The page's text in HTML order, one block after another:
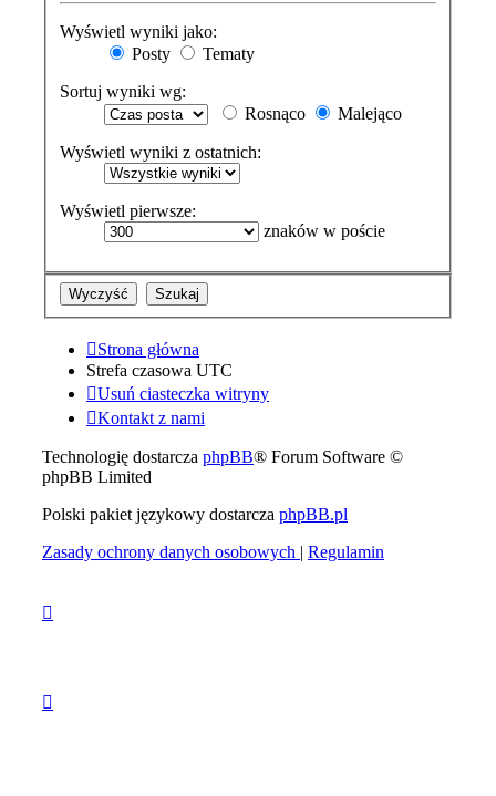
Wyświetl wyniki jako:
Posty
Tematy
Sortuj wyniki wg:
Rosnąco
Malejąco
Wyświetl wyniki z ostatnich:
Wyświetl pierwsze:
znaków w poście
Strona główna
Strefa czasowa UTC
Usuń ciasteczka witryny
Kontakt z nami
Technologię dostarcza phpBB® Forum Software ©
phpBB Limited
Polski pakiet językowy dostarcza phpBB.pl
Zasady ochrony danych osobowych | Regulamin